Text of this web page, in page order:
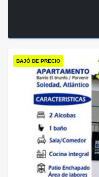
BAJÓ DE PRECIO